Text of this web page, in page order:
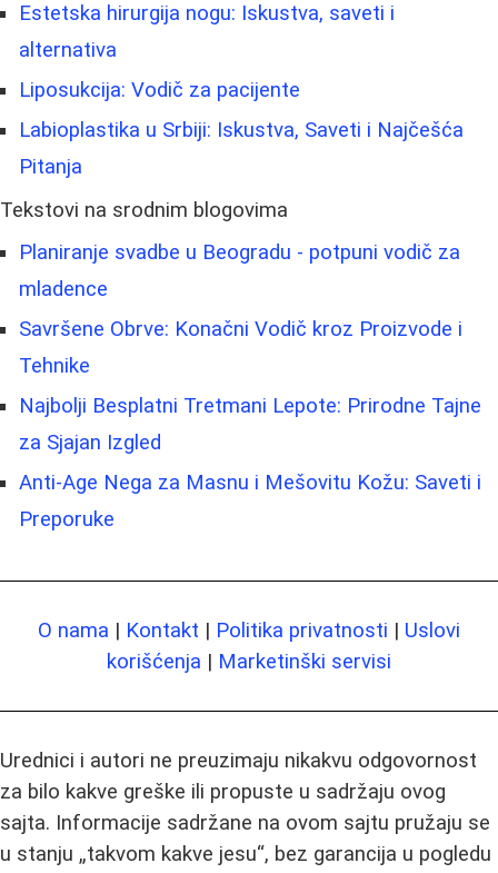
Estetska hirurgija nogu: Iskustva, saveti i
alternativa
Liposukcija: Vodič za pacijente
Labioplastika u Srbiji: Iskustva, Saveti i Najčešća
Pitanja
Tekstovi na srodnim blogovima
Planiranje svadbe u Beogradu - potpuni vodič za
mladence
Savršene Obrve: Konačni Vodič kroz Proizvode i
Tehnike
Najbolji Besplatni Tretmani Lepote: Prirodne Tajne
za Sjajan Izgled
Anti-Age Nega za Masnu i Mešovitu Kožu: Saveti i
Preporuke
O nama | Kontakt | Politika privatnosti | Uslovi
korišćenja | Marketinški servisi
Urednici i autori ne preuzimaju nikakvu odgovornost
za bilo kakve greške ili propuste u sadržaju ovog
sajta. Informacije sadržane na ovom sajtu pružaju se
u stanju „takvom kakve jesu“, bez garancija u pogledu